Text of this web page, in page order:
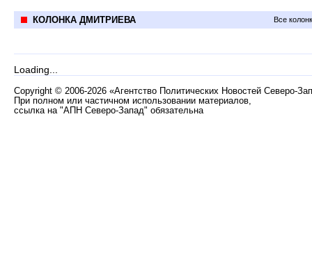
КОЛОНКА ДМИТРИЕВА Все
Loading...
Copyright © 2006-2026 «Агентство Политических Новостей Северо-
При полном или частичном использовании материалов,
ссылка на "АПН Северо-Запад" обязательна